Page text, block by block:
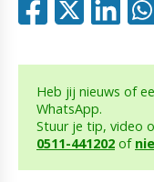
Heb jij nieuws of
WhatsApp.
Stuur je tip, video
0511-441202 of